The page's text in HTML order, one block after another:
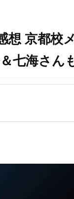
想 京都校
七海さん